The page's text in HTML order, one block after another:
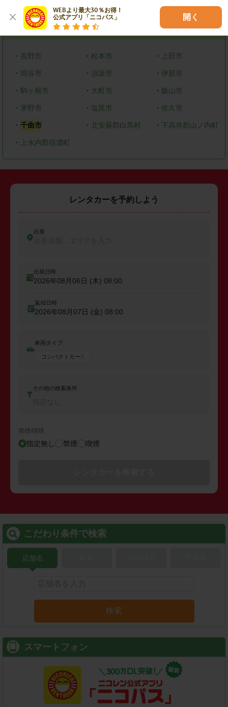
WEBより最大30％お得！
公式アプリ「ニコパス」
開く
エリアで探す
長野県
・ 長野市 ・ 松本市 ・ 上田市
・ 岡谷市 ・ 須坂市 ・ 伊那市
・ 駒ヶ根市 ・ 大町市 ・ 飯山市
・ 茅野市 ・ 塩尻市 ・ 佐久市
・ 千曲市 ・ 北安曇郡白馬村 ・ 下高井郡山ノ内町
・ 上水内郡信濃町
レンタカーを予約しよう
出発
出発日時
2026年08月06日 (木) 08:00
返却日時
2026年08月07日 (金) 08:00
車両タイプ
コンパクトカー
その他の検索条件
禁煙/喫煙
指定無し 禁煙 喫煙
こだわり条件で検索
店舗名
検索
スマートフォン